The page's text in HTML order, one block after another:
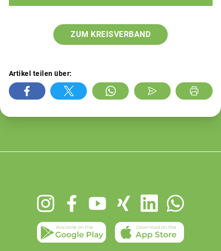
ZUM KREISVERBAND
Artikel teilen über: